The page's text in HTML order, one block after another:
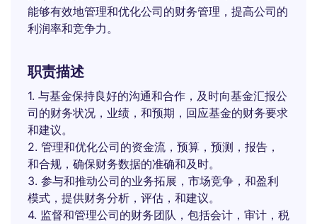
能够有效地管理和优化公司的财务管理，提高公司的
利润率和竞争力。
职责描述
1. 与基金保持良好的沟通和合作，及时向基金汇报公
司的财务状况，业绩，和预期，回应基金的财务要求
和建议。
2. 管理和优化公司的资金流，预算，预测，报告，
和合规，确保财务数据的准确和及时。
3. 参与和推动公司的业务拓展，市场竞争，和盈利
模式，提供财务分析，评估，和建议。
4. 监督和管理公司的财务团队，包括会计，审计，税